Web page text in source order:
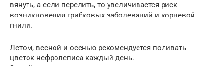
вянуть, а если перелить, то увеличивается риск
возникновения грибковых заболеваний и корневой
гнили.
Летом, весной и осенью рекомендуется поливать
цветок нефролеписа каждый день.